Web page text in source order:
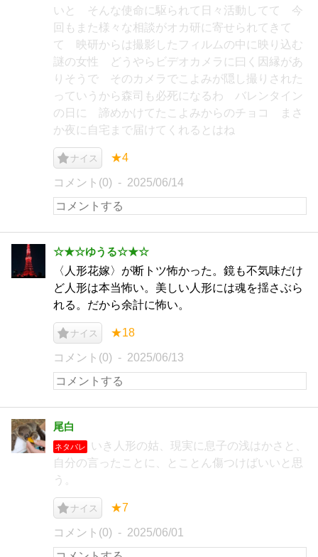
いと そんな使命に駆られて日々活動してて 今
回もまた様々な相談がオカ研に寄せられてきて
て 映研からは撮影したフィルムの中に映り込む
謎の女性 どうやらビデオカメラに曰く因縁があ
りそうで そのカメラでこよみが隠し撮りされた
っていうから森司も必死になるわ バレンタイン
の日に 諦めかけてたこよみからのチョコ まさ
か夜に自宅まで届けてくれるとはね
ナイス ★4
コメント(0) 2025/06/14
☆★☆ゆうる☆★☆
〈人形花嫁〉が断トツ怖かった。鏡も不気味だけ
ど人形は本当怖い。美しい人形には魂を揺さぶら
れる。だから余計に怖い。
ナイス ★18
コメント(0) 2025/06/13
尾白
ネタバレ
いき人形の姑、現実に息子の浅はかさと、
自分の言ったことに、とことん傷つけばいいと思
う。
ナイス ★7
コメント(0) 2025/06/01